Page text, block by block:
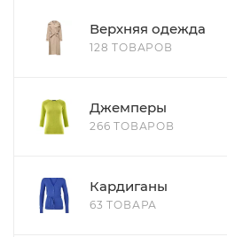
Верхняя одежда
128 ТОВАРОВ
Джемперы
266 ТОВАРОВ
Кардиганы
63 ТОВАРА